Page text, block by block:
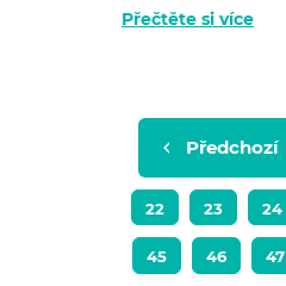
Přečtěte si více
Předchozí
22 23 24
45 46 47